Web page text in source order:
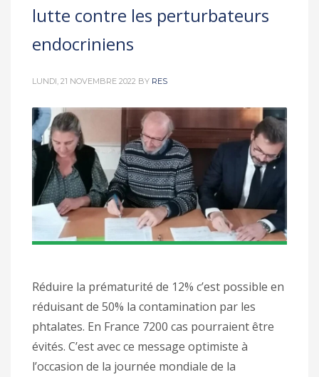
lutte contre les perturbateurs
endocriniens
LUNDI, 21 NOVEMBRE 2022 BY RES
Réduire la prématurité de 12% c’est possible en
réduisant de 50% la contamination par les
phtalates. En France 7200 cas pourraient être
évités. C’est avec ce message optimiste à
l’occasion de la journée mondiale de la